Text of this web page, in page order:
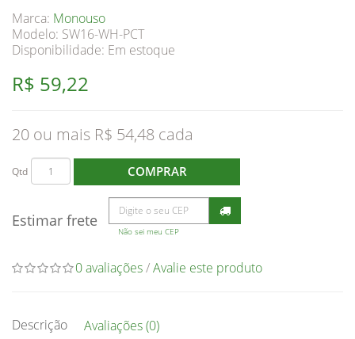
Marca: Monouso
Modelo: SW16-WH-PCT
Disponibilidade: Em estoque
R$ 59,22
20 ou mais R$ 54,48
Qtd COMPRAR
Estimar frete
Não sei meu CEP
0 avaliações/Avalie este produto
Descrição Avaliações (0)